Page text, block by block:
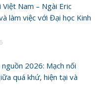
Nam – Ngài Eric
làm việc với Đại học Kinh
2026: Mạch nối
quá khứ, hiện tại và